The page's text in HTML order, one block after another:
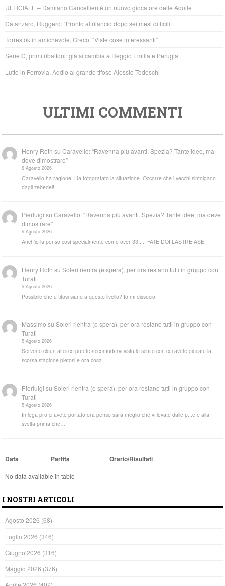
o
o
k
p
p
UFFICIALE – Damiano Cancellieri è un nuovo giocatore delle Aquile
Catanzaro, Ruggero: “Pronto al rilancio dopo sei mesi difficili”
Torres ok in amichevole, Greco: “Viste cose interessanti”
Serie C, primi ribaltoni: già si cambia a Reggio Emilia e Perugia
Lutto in Ferrovia. Addio al grande tifoso Alessio Tedeschi
ULTIMI COMMENTI
Henry Roth suCaravello: “Ravenna più avanti. Spezia? Tante idee, ma
deve dimostrare”
6 Agosto 2026
Caravello ha ragione. Ha fotografato la situazione. Occorre che i vecchi sintolgano
dagli zebedei!
Pierluigi suCaravello: “Ravenna più avanti. Spezia? Tante idee, ma deve
dimostrare”
5 Agosto 2026
Anch'io la penso così specialmente come over 33..... FATE DOI LASTRE ASE
Henry Roth suSoleri rientra (e spera), per ora restano tutti in gruppo con
Turati
5 Agosto 2026
Possibile che u tifosi siano a questo livello? Io mi dissocio.
Massimo suSoleri rientra (e spera), per ora restano tutti in gruppo con
Turati
5 Agosto 2026
Servono cloun al circo potete accomodarvi visto lo schifo con cui avete giocato la
scorsa stagione pietosi e ora cosa…
Pierluigi suSoleri rientra (e spera), per ora restano tutti in gruppo con
Turati
5 Agosto 2026
In lega pro ci avete portato ora penso sarà meglio che vi levate dalle p...e e alla
svelta prima che…
Data Partita Orario/Risultati
No data available in table
I NOSTRI ARTICOLI
Agosto 2026 (68)
Luglio 2026 (346)
Giugno 2026 (316)
Maggio 2026 (376)